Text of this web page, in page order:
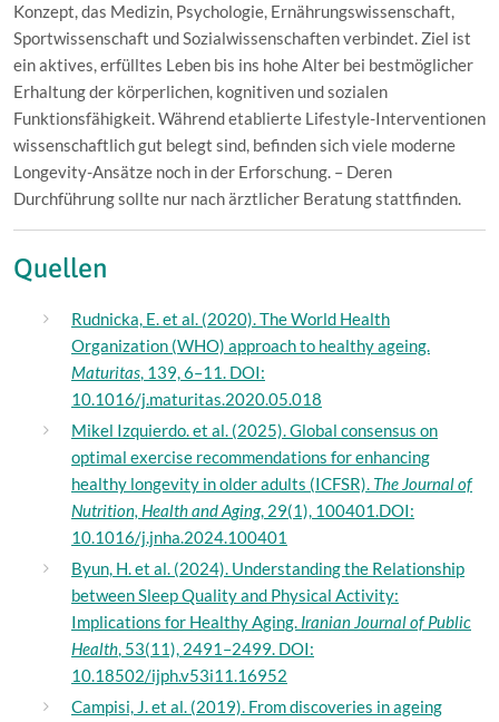
Konzept, das Medizin, Psychologie, Ernährungswissenschaft,
Sportwissenschaft und Sozialwissenschaften verbindet. Ziel ist
ein aktives, erfülltes Leben bis ins hohe Alter bei bestmöglicher
Erhaltung der körperlichen, kognitiven und sozialen
Funktionsfähigkeit. Während etablierte Lifestyle-Interventionen
wissenschaftlich gut belegt sind, befinden sich viele moderne
Longevity-Ansätze noch in der Erforschung. – Deren
Durchführung sollte nur nach ärztlicher Beratung stattfinden.
Quellen
Rudnicka, E. et al. (2020). The World Health
Organization (WHO) approach to healthy ageing.
Maturitas, 139, 6–11. DOI:
10.1016/j.maturitas.2020.05.018
Mikel Izquierdo. et al. (2025). Global consensus on
optimal exercise recommendations for enhancing
healthy longevity in older adults (ICFSR). The Journal of
Nutrition, Health and Aging, 29(1), 100401.DOI:
10.1016/j.jnha.2024.100401
Byun, H. et al. (2024). Understanding the Relationship
between Sleep Quality and Physical Activity:
Implications for Healthy Aging. Iranian Journal of Public
Health, 53(11), 2491–2499. DOI:
10.18502/ijph.v53i11.16952
Campisi, J. et al. (2019). From discoveries in ageing